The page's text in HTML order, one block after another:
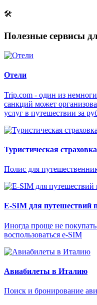
🛠
Полезные сервисы
Отели
Trip.com - один из
санкций может
услуг в путешествии за
Туристическая страховка
Полис для
E-SIM для путешествий
Иногда проще не
воспользоваться e-SIM
Авиабилеты в Италию
Поиск и бронирование